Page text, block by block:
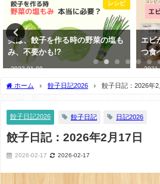
コンビニ・スーパー
エビが入った絶品の冷凍餃子を３
つ食べ比べしてみた
2021-06-20
木場
「來
ホーム 餃子日記2026 餃子日記：2026年2
餃子日記2026 餃子日記 日記2026
餃子日記：2026年2月17日
2026-02-17 2026-02-17